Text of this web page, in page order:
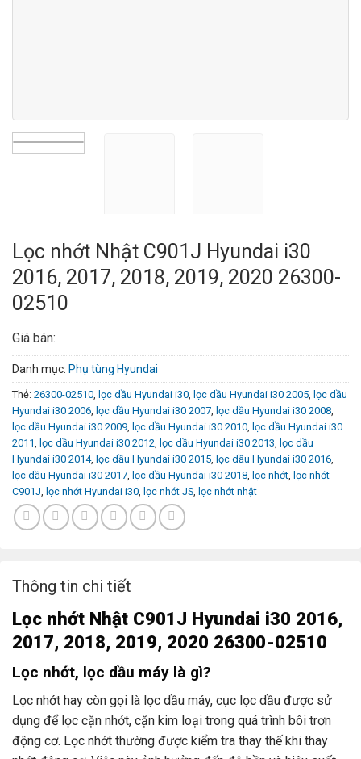
Lọc nhớt Nhật C901J Hyundai i30
2016, 2017, 2018, 2019, 2020 26300-
02510
Giá bán:
Danh mục: Phụ tùng Hyundai
Thẻ: 26300-02510 lọc dầu Hyundai i30 lọc dầu Hyundai i30 2005 lọc dầu
Hyundai i30 2006 lọc dầu Hyundai i30 2007 lọc dầu Hyundai i30 2008
lọc dầu Hyundai i30 2009 lọc dầu Hyundai i30 2010 lọc dầu Hyundai i30
2011
lọc dầu Hyundai i30 2012 lọc dầu Hyundai i30 2013
lọc dầu
Hyundai i30 2014, lọc dầu Hyundai i30 2015 lọc dầu Hyundai i30 2016
lọc dầu Hyundai i30 2017 lọc dầu Hyundai i30 2018 lọc nhớt lọc nhớt
C901J
lọc nhớt Hyundai i30 lọc nhớt JS lọc nhớt nhật
Thông tin chi tiết
Lọc nhớt Nhật C901J Hyundai i30 2016,
2017, 2018, 2019, 2020 26300-02510
Lọc nhớt, lọc dầu máy là gì?
Lọc nhớt hay còn gọi là lọc dầu máy, cục lọc dầu được sử
dụng để lọc cặn nhớt, cặn kim loại trong quá trình bôi trơn
động cơ. Lọc nhớt thường được kiểm tra thay thế khi thay